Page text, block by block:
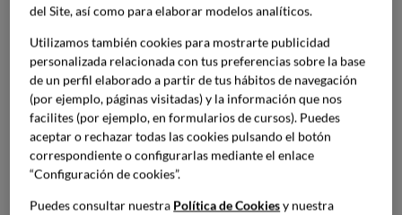
También es conocida como salsa pomodoro. Es la salsa
más clásica ya que solo consiste en una salsa de tomate
fresco. Para que sea saludable, la clave se encuentra en no
añadir azúcares. Para corregir la acidez que provoca el
tomate, se pueden utilizar hortalizas como la zanahoria.
Se basa simplemente en cocinar el tomate triturado y
aceite de oliva. También se recomienda añadir hierbas
del Site, así como para elaborar modelos analíticos.
Utilizamos también cookies para mostrarte publicidad
personalizada relacionada con tus preferencias sobre la base
de un perfil elaborado a partir de tus hábitos de navegación
(por ejemplo, páginas visitadas) y la información que nos
facilites (por ejemplo, en formularios de cursos). Puedes
aceptar o rechazar todas las cookies pulsando el botón
correspondiente o configurarlas mediante el enlace
“Configuración de cookies”.
Puedes consultar nuestra Política de Cookiesy nuestra